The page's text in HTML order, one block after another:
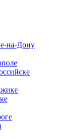
на-Дону